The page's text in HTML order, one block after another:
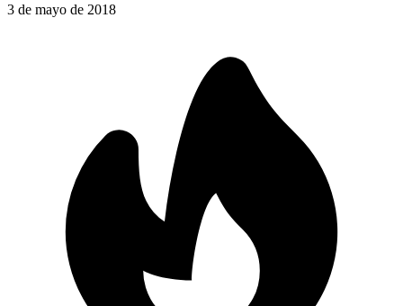
3 de mayo de 2018